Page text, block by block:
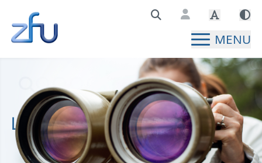
Zentralstelle für Fernunterricht Hauptseite
MENU
Lehrgangssuche